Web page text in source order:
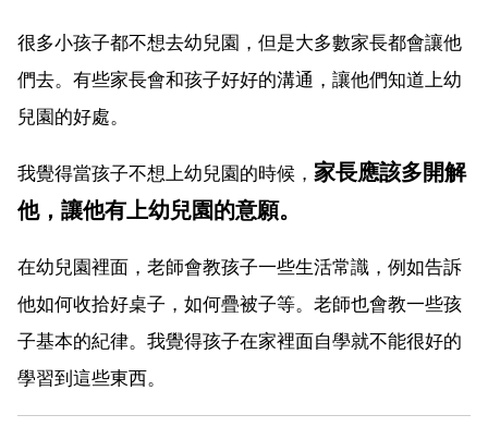
很多小孩子都不想去幼兒園，但是大多數家長都會讓他
們去。有些家長會和孩子好好的溝通，讓他們知道上幼
兒園的好處。
我覺得當孩子不想上幼兒園的時候， 家長應該多開解
他，讓他有上幼兒園的意願。
在幼兒園裡面，老師會教孩子一些生活常識，例如告訴
他如何收拾好桌子，如何疊被子等。老師也會教一些孩
子基本的紀律。我覺得孩子在家裡面自學就不能很好的
學習到這些東西。